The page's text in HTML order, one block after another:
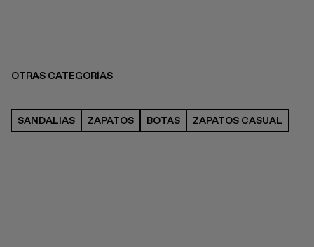
OTRAS CATEGORÍAS
SANDALIAS ZAPATOS BOTAS ZAPATOS CASUAL